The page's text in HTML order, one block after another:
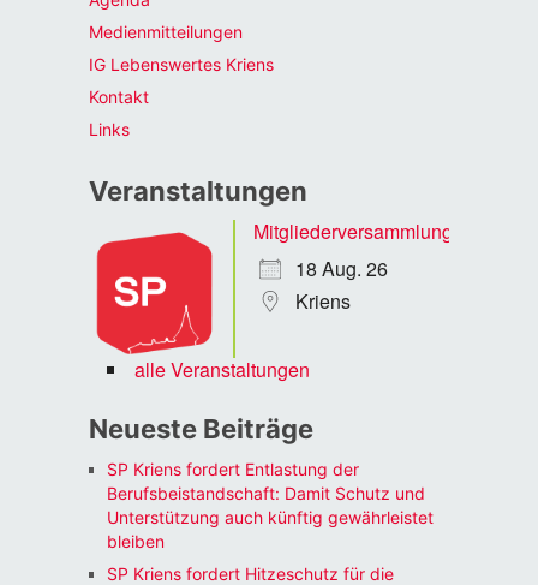
Medienmitteilungen
IG Lebenswertes Kriens
Kontakt
Links
Veranstaltungen
Mitgliederversammlung
18 Aug. 26
Kriens
alle Veranstaltungen
Neueste Beiträge
SP Kriens fordert Entlastung der
Berufsbeistandschaft: Damit Schutz und
Unterstützung auch künftig gewährleistet
bleiben
SP Kriens fordert Hitzeschutz für die